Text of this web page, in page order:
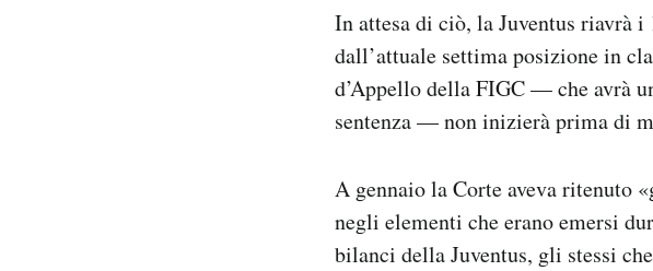
In attesa di ciò, la Juventus riavrà
dall’attuale settima posizione in
d’Appello della FIGC — che avrà
sentenza — non inizierà prima di
A gennaio la Corte aveva ritenuto
negli elementi che erano emersi
bilanci della Juventus, gli stessi